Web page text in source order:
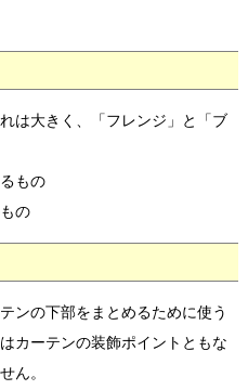
は大きく、「フレンジ」と「ブ
もの
の
ンの下部をまとめるために使う
カーテンの装飾ポイントともな
ん。